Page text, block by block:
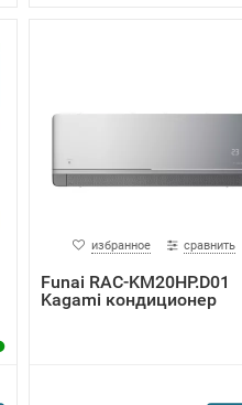
избранное сравнить
Funai RAC-KM20HP.D01
Kagami кондиционер